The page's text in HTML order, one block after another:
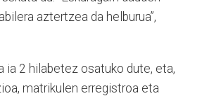
aztertzea da helburua”,
ia 2 hilabetez osatuko dute, eta,
matrikulen erregistroa eta